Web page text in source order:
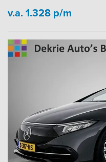
v.a. 1.328 p/m